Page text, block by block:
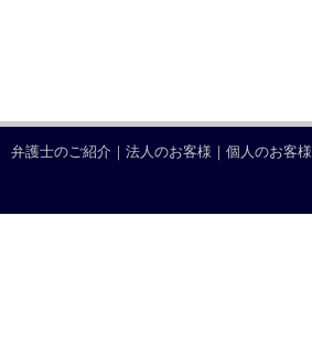
弁護士のご紹介 ｜ 法人のお客様 ｜ 個人のお客様